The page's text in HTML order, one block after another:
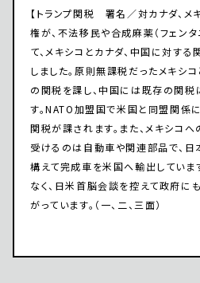
【トランプ関税 署名／対カナダ、メ
権が、不法移民や合成麻薬（フェン
て、メキシコとカナダ、中国に対す
しました。原則無課税だったメキシ
の関税を課し、中国には既存の関
す。NATO加盟国で米国と同盟関係
関税が課されます。また、メキシコ
受けるのは自動車や関連部品で、
構えて完成車を米国へ輸出していま
なく、日米首脳会談を控えて政府に
がっています。（一、二、三面）